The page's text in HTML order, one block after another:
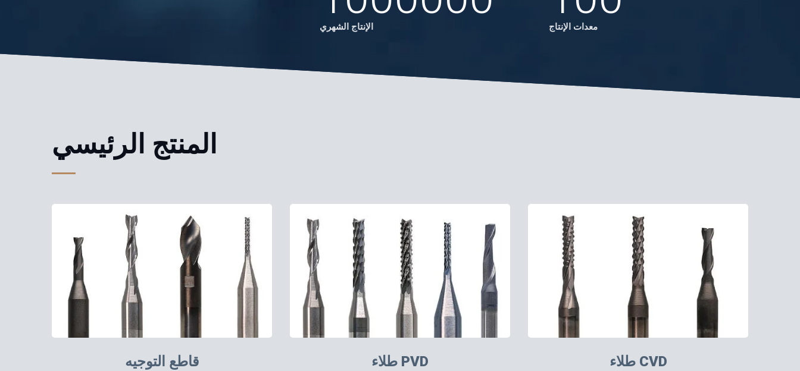
الإنتاج الشهري معدات الإنتاج
المنتج الرئيسي
قاطع التوجيه طلاء PVD طلاء CVD